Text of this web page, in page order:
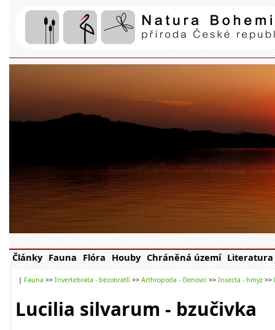
Články Fauna Flóra Houby Chráněná území Literatura
| Fauna >> Invertebrata - bezobratlí >> Arthropoda - členovci >> Insecta - hmyz >>
Lucilia silvarum - bzučivka